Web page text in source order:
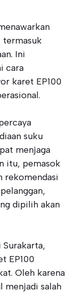
termasuk
Ini
cara
karet EP100
suku
menjaga
itu, pemasok
rekomendasi
dipilih akan
EP100
Oleh karena
menjadi salah